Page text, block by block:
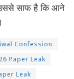
साफ है कि आने
Confession
Paper Leak
Leak